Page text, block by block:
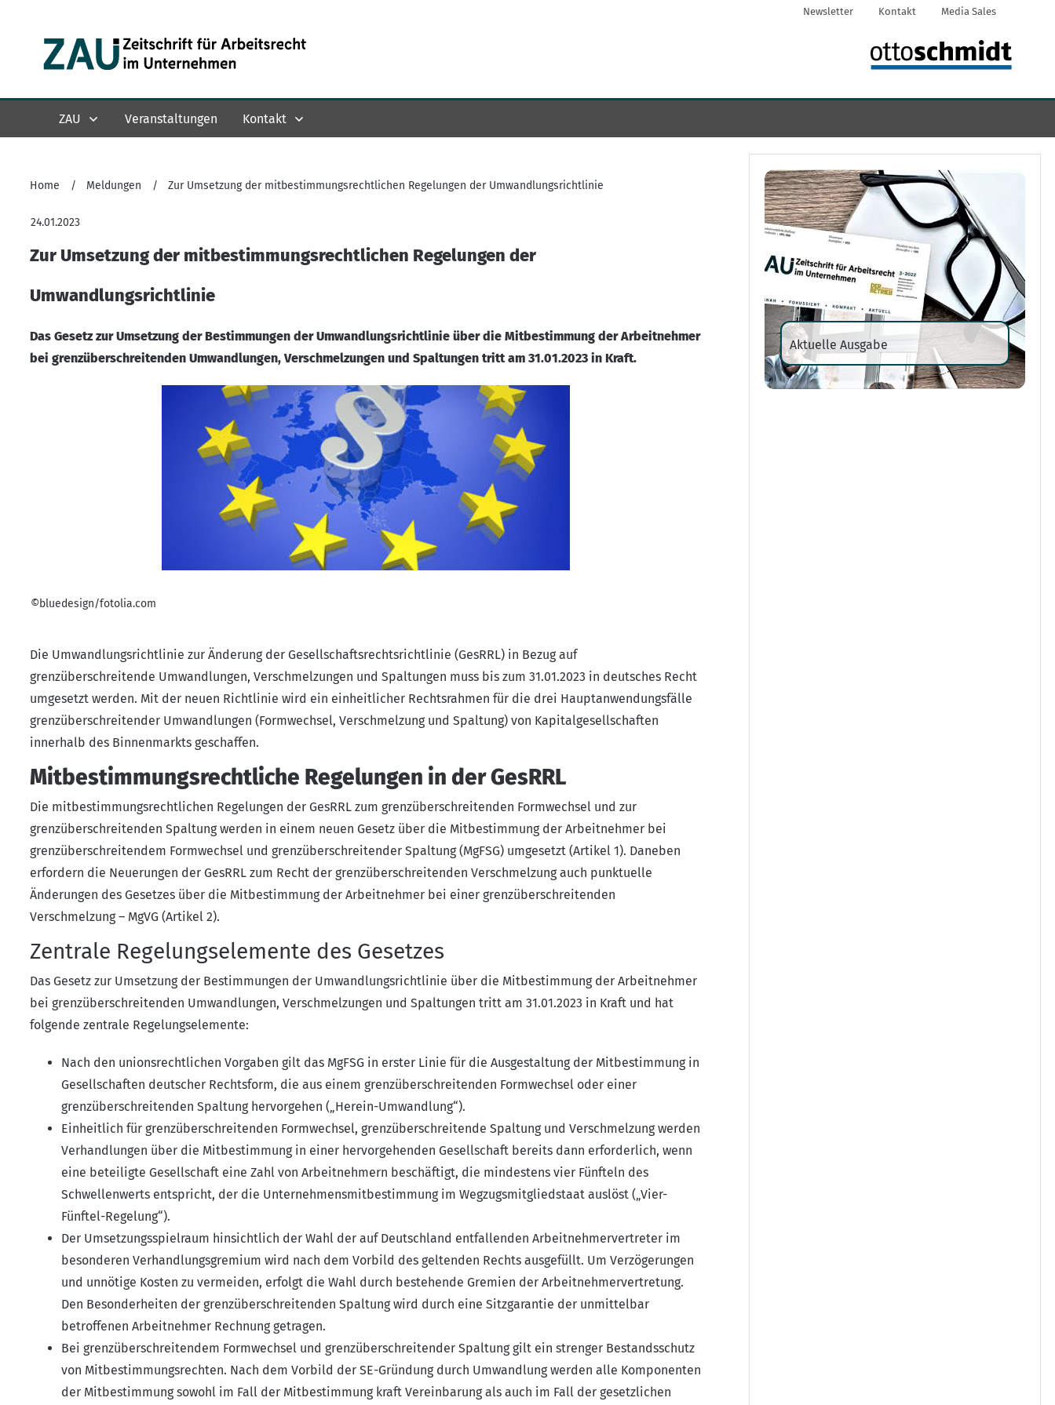
Newsletter Kontakt Media Sales
ZAU Veranstaltungen Kontakt
Home / Meldungen / Zur Umsetzung der mitbestimmungsrechtlichen Regelungen der Umwandlungsrichtlinie
24.01.2023
Zur Umsetzung der mitbestimmungsrechtlichen Regelungen der
Umwandlungsrichtlinie
Das Gesetz zur Umsetzung der Bestimmungen der Umwandlungsrichtlinie über die Mitbestimmung der Arbeitnehmer
bei grenzüberschreitenden Umwandlungen, Verschmelzungen und Spaltungen tritt am 31.01.2023 in Kraft.
©bluedesign/fotolia.com
Die Umwandlungsrichtlinie zur Änderung der Gesellschaftsrechtsrichtlinie (GesRRL) in Bezug auf
grenzüberschreitende Umwandlungen, Verschmelzungen und Spaltungen muss bis zum 31.01.2023 in deutsches Recht
umgesetzt werden. Mit der neuen Richtlinie wird ein einheitlicher Rechtsrahmen für die drei Hauptanwendungsfälle
grenzüberschreitender Umwandlungen (Formwechsel, Verschmelzung und Spaltung) von Kapitalgesellschaften
innerhalb des Binnenmarkts geschaffen.
Mitbestimmungsrechtliche Regelungen in der GesRRL
Die mitbestimmungsrechtlichen Regelungen der GesRRL zum grenzüberschreitenden Formwechsel und zur
grenzüberschreitenden Spaltung werden in einem neuen Gesetz über die Mitbestimmung der Arbeitnehmer bei
grenzüberschreitendem Formwechsel und grenzüberschreitender Spaltung (MgFSG) umgesetzt (Artikel 1). Daneben
erfordern die Neuerungen der GesRRL zum Recht der grenzüberschreitenden Verschmelzung auch punktuelle
Änderungen des Gesetzes über die Mitbestimmung der Arbeitnehmer bei einer grenzüberschreitenden
Verschmelzung – MgVG (Artikel 2).
Zentrale Regelungselemente des Gesetzes
Das Gesetz zur Umsetzung der Bestimmungen der Umwandlungsrichtlinie über die Mitbestimmung der Arbeitnehmer
bei grenzüberschreitenden Umwandlungen, Verschmelzungen und Spaltungen tritt am 31.01.2023 in Kraft und hat
folgende zentrale Regelungselemente:
Nach den unionsrechtlichen Vorgaben gilt das MgFSG in erster Linie für die Ausgestaltung der Mitbestimmung in
Gesellschaften deutscher Rechtsform, die aus einem grenzüberschreitenden Formwechsel oder einer
grenzüberschreitenden Spaltung hervorgehen („Herein-Umwandlung“).
Einheitlich für grenzüberschreitenden Formwechsel, grenzüberschreitende Spaltung und Verschmelzung werden
Verhandlungen über die Mitbestimmung in einer hervorgehenden Gesellschaft bereits dann erforderlich, wenn
eine beteiligte Gesellschaft eine Zahl von Arbeitnehmern beschäftigt, die mindestens vier Fünfteln des
Schwellenwerts entspricht, der die Unternehmensmitbestimmung im Wegzugsmitgliedstaat auslöst („Vier-
Fünftel-Regelung“).
Der Umsetzungsspielraum hinsichtlich der Wahl der auf Deutschland entfallenden Arbeitnehmervertreter im
besonderen Verhandlungsgremium wird nach dem Vorbild des geltenden Rechts ausgefüllt. Um Verzögerungen
und unnötige Kosten zu vermeiden, erfolgt die Wahl durch bestehende Gremien der Arbeitnehmervertretung.
Den Besonderheiten der grenzüberschreitenden Spaltung wird durch eine Sitzgarantie der unmittelbar
betroffenen Arbeitnehmer Rechnung getragen.
Bei grenzüberschreitendem Formwechsel und grenzüberschreitender Spaltung gilt ein strenger Bestandsschutz
von Mitbestimmungsrechten. Nach dem Vorbild der SE-Gründung durch Umwandlung werden alle Komponenten
der Mitbestimmung sowohl im Fall der Mitbestimmung kraft Vereinbarung als auch im Fall der gesetzlichen
Aktuelle Ausgabe